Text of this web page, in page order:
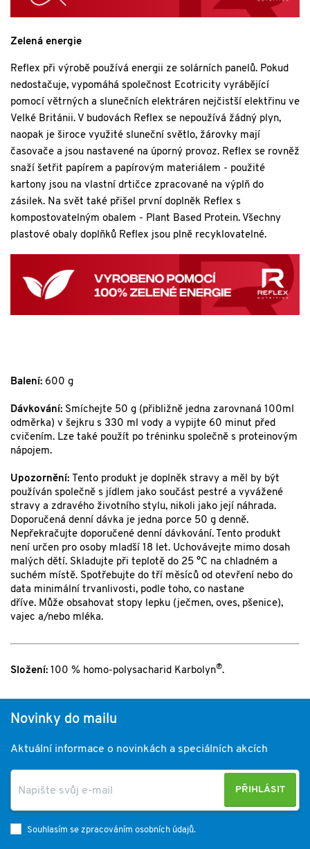
Zelená energie
Reflex při výrobě používá energii ze solárních panelů. Pokud
nedostačuje, vypomáhá společnost Ecotricity vyrábějící
pomocí větrných a slunečních elektráren nejčistší elektřinu ve
Velké Británii. V budovách Reflex se nepoužívá žádný plyn,
naopak je široce využité sluneční světlo, žárovky mají
časovače a jsou nastavené na úporný provoz. Reflex se rovněž
snaží šetřit papírem a papírovým materiálem - použité
kartony jsou na vlastní drtičce zpracované na výplň do
zásilek. Na svět také přišel první doplněk Reflex s
kompostovatelným obalem - Plant Based Protein. Všechny
plastové obaly doplňků Reflex jsou plně recyklovatelné.
Balení: 600 g
Dávkování: Smíchejte 50 g (přibližně jedna zarovnaná 100ml
odměrka) v šejkru s 330 ml vody a vypijte 60 minut před
cvičením. Lze také použít po tréninku společně s proteinovým
nápojem.
Upozornění: Tento produkt je doplněk stravy a měl by být
používán společně s jídlem jako součást pestré a vyvážené
stravy a zdravého životního stylu, nikoli jako její náhrada.
Doporučená denní dávka je jedna porce 50 g denně.
Nepřekračujte doporučené denní dávkování. Tento produkt
není určen pro osoby mladší 18 let. Uchovávejte mimo dosah
malých dětí. Skladujte při teplotě do 25 °C na chladném a
suchém místě. Spotřebujte do tří měsíců od otevření nebo do
data minimální trvanlivosti, podle toho, co nastane
dříve. Může obsahovat stopy lepku (ječmen, oves, pšenice),
vajec a/nebo mléka.
Složení: 100 % homo-polysacharid Karbolyn®.
Novinky do mailu
Aktuální informace o novinkách a speciálních akcích
PŘIHLÁSIT
Souhlasím se zpracováním osobních údajů.